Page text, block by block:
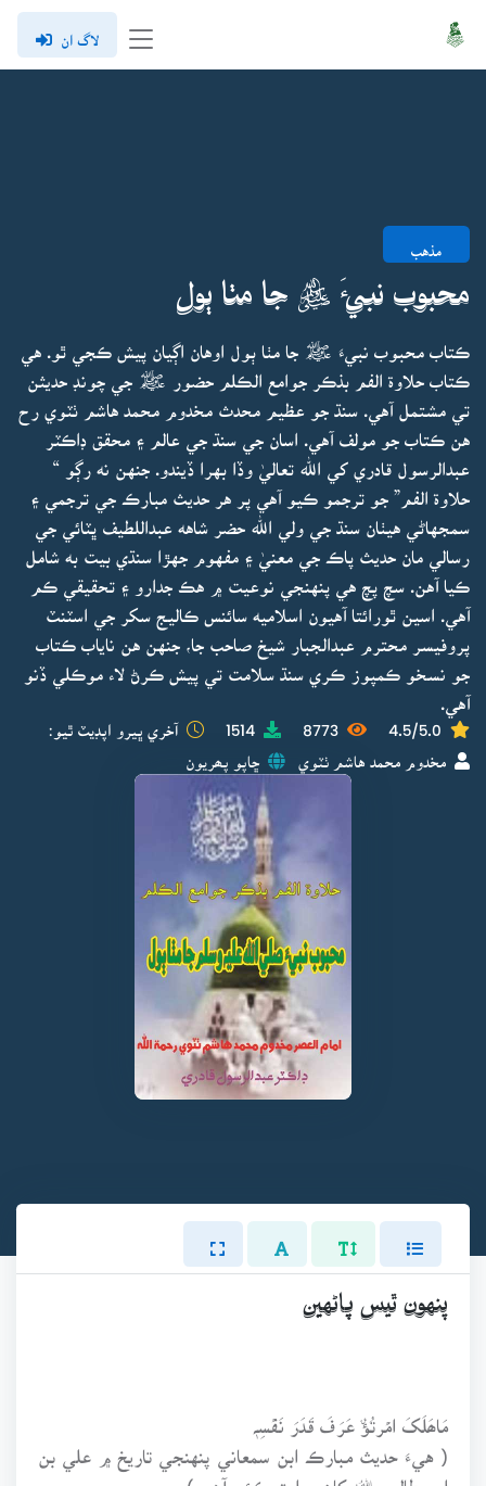
لاگ ان
مذهب
محبوب نبيءَ ﷺ جا مٺا ٻول
ڪتاب محبوب نبيءَ ﷺ جا مٺا ٻول اوهان اڳيان پيش ڪجي ٿو. هي
ڪتاب حلاوة الفم بذڪر جوامع الڪلم حضور ﷺ جي چونڊ حديثن
تي مشتمل آهي. سنڌ جو عظيم محدث مخدوم محمد هاشم ٺٽوي رح
هن ڪتاب جو مولف آهي. اسان جي سنڌ جي عالم ۽ محقق ڊاڪٽر
عبدالرسول قادري کي الله تعاليٰ وڏا بهرا ڏيندو. جنهن نه رڳو “
حلاوة الفم” جو ترجمو ڪيو آهي پر هر حديث مبارڪ جي ترجمي ۽
سمجهاڻي هيٺان سنڌ جي ولي الله حضر شاهه عبداللطيف ڀٽائي جي
رسالي مان حديث پاڪ جي معنيٰ ۽ مفهوم جهڙا سنڌي بيت به شامل
ڪيا آهن. سچ پچ هي پنهنجي نوعيت ۾ هڪ جدارو ۽ تحقيقي ڪم
آهي. اسين ٿورائتا آهيون اسلاميه سائنس ڪاليج سکر جي اسٽنٽ
پروفيسر محترم عبدالجبار شيخ صاحب جا، جنهن هن ناياب ڪتاب
جو نسخو ڪمپوز ڪري سنڌ سلامت تي پيش ڪرڻ لاء موڪلي ڏنو
آهي.
4.5/5.0
8773
1514 آخري ڀيرو اپڊيٽ ٿيو:
مخدوم محمد هاشم ٺٽوي ڇاپو پھريون
پنهون ٿيس پاڻهين
مَاھَلَکَ امۡرتُؤٌ عَرَفَ قَدَرَ نَفۡسِہٖ
( هيءَ حديث مبارڪ ابن سمعاني پنهنجي تاريخ ۾ علي بن
ابي طالب ﷦ کان روايت ڪئي آهي.)